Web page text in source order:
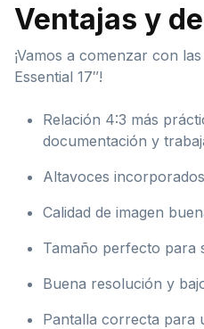
Ventajas y
¡Vamos a comenzar con
Essential 17″!
Relación 4:3 más
documentación y
Altavoces incorporados
Calidad de imagen
Tamaño perfecto para
Buena resolución y
Pantalla correcta para